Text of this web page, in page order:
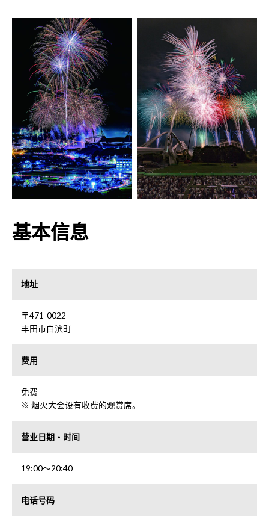
基本信息
地址
〒471-0022
丰田市白滨町
费用
免费
※ 烟火大会设有收费的观赏席。
营业日期・时间
19:00～20:40
电话号码